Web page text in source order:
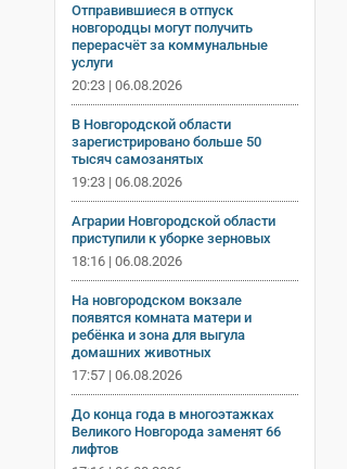
Отправившиеся в отпуск
новгородцы могут получить
перерасчёт за коммунальные
услуги
20:23 | 06.08.2026
В Новгородской области
зарегистрировано больше 50
тысяч самозанятых
19:23 | 06.08.2026
Аграрии Новгородской области
приступили к уборке зерновых
18:16 | 06.08.2026
На новгородском вокзале
появятся комната матери и
ребёнка и зона для выгула
домашних животных
17:57 | 06.08.2026
До конца года в многоэтажках
Великого Новгорода заменят 66
лифтов